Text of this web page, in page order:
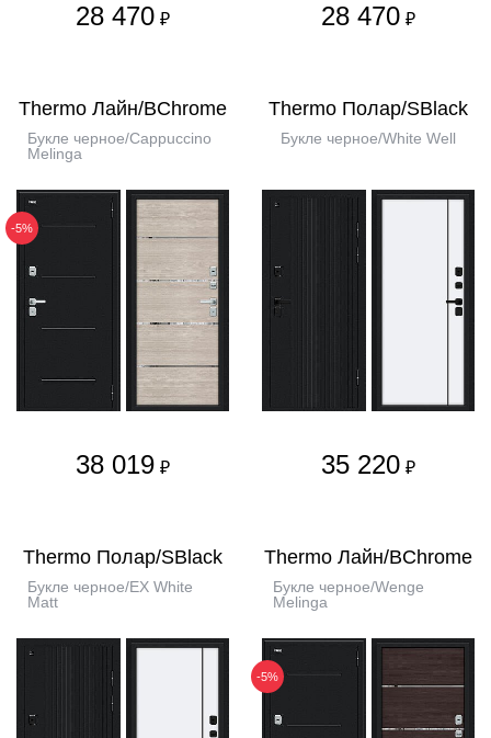
28 470 ₽ 28 470 ₽
Thermo Лайн/BChrome
Букле черное/Cappuccino
Melinga
-5%
38 019 ₽
Thermo Полар/SBlack
Букле черное/White Well
35 220 ₽
Thermo Полар/SBlack
Букле черное/EX White
Matt
Thermo Лайн/BChrome
Букле черное/Wenge
Melinga
-5%